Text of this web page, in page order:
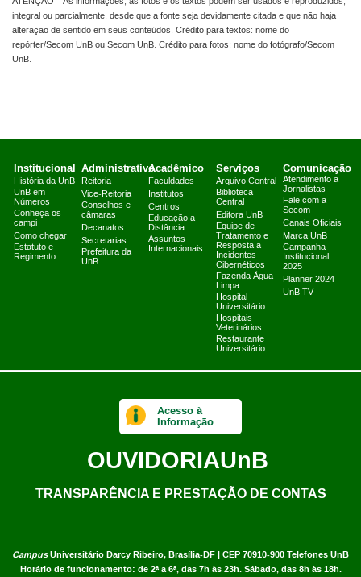
integral ou parcialmente, desde que a fonte seja devidamente citada e que não haja
alteração de sentido em seus conteúdos. Crédito para textos: nome do
repórter/Secom UnB ou Secom UnB. Crédito para fotos: nome do fotógrafo/Secom
UnB.
Institucional
História da UnB
UnB em
Números
Conheça os
campi
Como chegar
Estatuto e
Regimento
Administrativo
Reitoria
Vice-Reitoria
Conselhos e
câmaras
Decanatos
Secretarias
Prefeitura da
UnB
Acadêmico
Faculdades
Institutos
Centros
Educação a
Distância
Assuntos
Internacionais
Serviços
Arquivo Central
Biblioteca
Central
Editora UnB
Equipe de
Tratamento e
Resposta a
Incidentes
Cibernéticos
Fazenda Água
Limpa
Hospital
Universitário
Hospitais
Veterinários
Restaurante
Universitário
Comunicação
Atendimento a
Jornalistas
Fale com a
Secom
Canais Oficiais
Marca UnB
Campanha
Institucional
2025
Planner 2024
UnB TV
CampusUniversitário Darcy Ribeiro, Brasília-DF | CEP 70910-900 Telefones UnB
Horário de funcionamento: de 2ª a 6ª, das 7h às 23h. Sábado, das 8h às 18h.
Acesso à
Informação
OUVIDORIAUnB
TRANSPARÊNCIA E PRESTAÇÃO DE CONTAS